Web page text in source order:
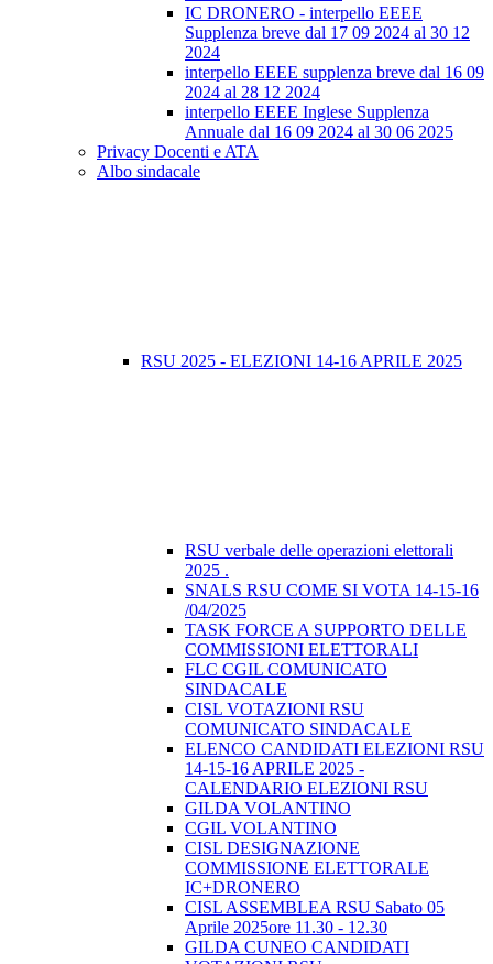
IC DRONERO - interpello EEEE
Supplenza breve dal 17 09 2024 al 30 12
2024
interpello EEEE supplenza breve dal 16 09
2024 al 28 12 2024
interpello EEEE Inglese Supplenza
Annuale dal 16 09 2024 al 30 06 2025
Privacy Docenti e ATA
Albo sindacale
RSU 2025 - ELEZIONI 14-16 APRILE 2025
RSU verbale delle operazioni elettorali
2025 .
SNALS RSU COME SI VOTA 14-15-16
/04/2025
TASK FORCE A SUPPORTO DELLE
COMMISSIONI ELETTORALI
FLC CGIL COMUNICATO
SINDACALE
CISL VOTAZIONI RSU
COMUNICATO SINDACALE
ELENCO CANDIDATI ELEZIONI RSU
14-15-16 APRILE 2025 -
CALENDARIO ELEZIONI RSU
GILDA VOLANTINO
CGIL VOLANTINO
CISL DESIGNAZIONE
COMMISSIONE ELETTORALE
IC+DRONERO
CISL ASSEMBLEA RSU Sabato 05
Aprile 2025ore 11.30 - 12.30
GILDA CUNEO CANDIDATI